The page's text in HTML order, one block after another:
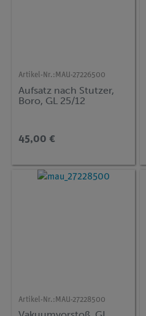
Artikel-Nr.: MAU-27226500
Aufsatz nach Stutzer,
Boro, GL 25/12
45,00 €
Artikel-Nr.: MAU-27228500